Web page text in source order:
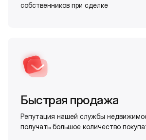
собственников при сделке
Быстрая продажа
Репутация нашей службы
получать большое количество